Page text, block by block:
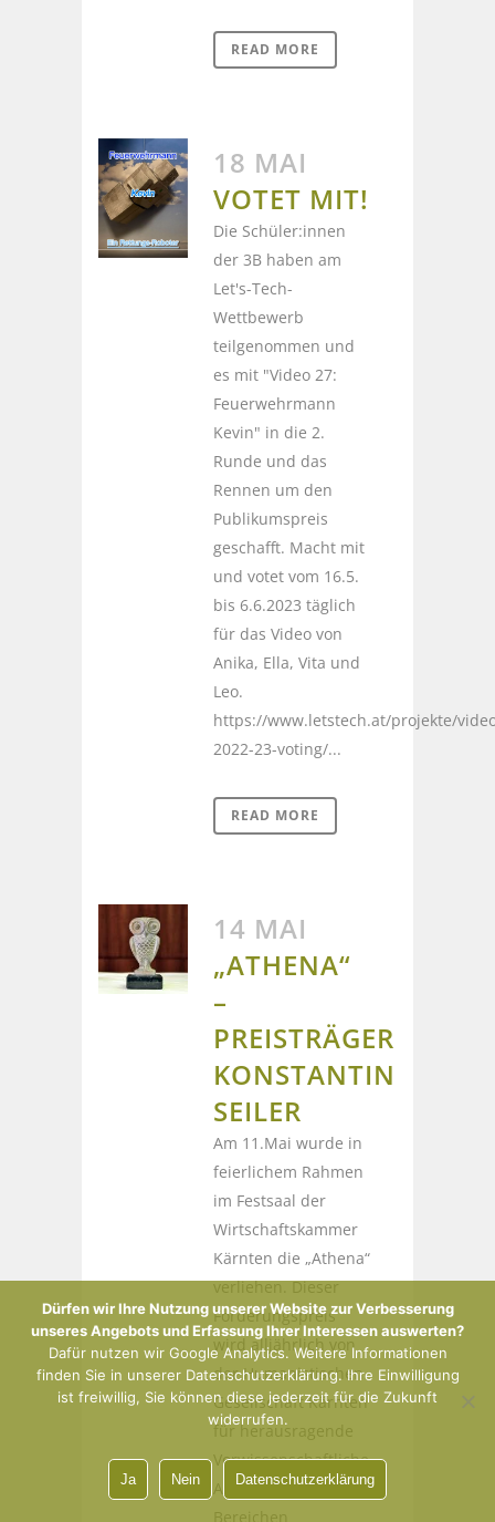
READ MORE
18 MAI
VOTET MIT!
Die Schüler:innen
der 3B haben am
Let's-Tech-
Wettbewerb
teilgenommen und
es mit "Video 27:
Feuerwehrmann
Kevin" in die 2.
Runde und das
Rennen um den
Publikumspreis
geschafft. Macht mit
und votet vom 16.5.
bis 6.6.2023 täglich
für das Video von
Anika, Ella, Vita und
Leo.
https://www.letstech.at/projekte/
2022-23-voting/...
READ MORE
14 MAI
„ATHENA“
–
PREISTRÄGER
KONSTANTIN
SEILER
Am 11.Mai wurde in
feierlichem Rahmen
im Festsaal der
Wirtschaftskammer
Kärnten die „Athena“
verliehen. Dieser
Förderungspreis
wird alljährlich von
der Humanistischen
Gesellschaft Kärnten
für herausragende
Vorwissenschaftliche
Arbeiten aus den
Bereichen
Dürfen wir Ihre Nutzung unserer Website zur Verbesserung
unseres Angebots und Erfassung Ihrer Interessen auswerten?
Dafür nutzen wir Google Analytics. Weitere Informationen
finden Sie in unserer Datenschutzerklärung. Ihre Einwilligung
ist freiwillig, Sie können diese jederzeit für die Zukunft
widerrufen.
Ja Nein Datenschutzerklärung